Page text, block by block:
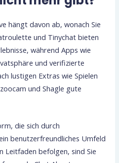
hängt davon ab, wonach Sie
und Tinychat bieten
während Apps wie
und verifizierte
lustigen Extras wie Spielen
und Shagle gute
die sich durch
benutzerfreundliches Umfeld
Leitfaden befolgen, sind Sie